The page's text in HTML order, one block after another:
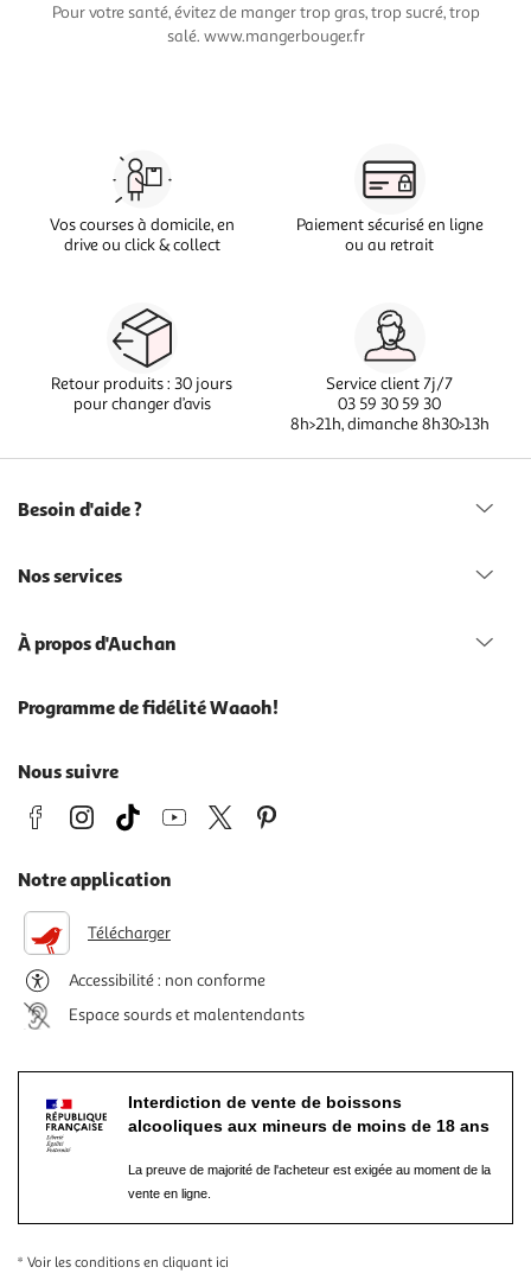
Pour votre santé, évitez de manger trop gras, trop sucré, trop
salé. www.mangerbouger.fr
Vos courses à domicile, en
drive ou click & collect
Paiement sécurisé en ligne
ou au retrait
Retour produits : 30 jours
pour changer d’avis
Service client 7j/7
03 59 30 59 30
8h>21h, dimanche 8h30>13h
Besoin d'aide ?
Nos services
À propos d'Auchan
Programme de fidélité Waaoh!
Nous suivre
Notre application
Télécharger
Accessibilité : non conforme
Espace sourds et malentendants
Interdiction de vente de boissons
alcooliques aux mineurs de moins de 18 ans
La preuve de majorité de l'acheteur est exigée au moment de la
vente en ligne.
* Voir les conditions en cliquant ici